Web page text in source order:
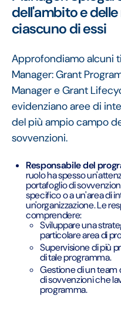
dell'ambito e
ciascuno di essi
Approfondiamo alcuni
Manager: Grant
Manager e Grant
evidenziano aree di
del più ampio campo
sovvenzioni.
Responsabile del
ruolo ha spesso
portafoglio di
specifico o a un'area di
un'organizzazione. Le
comprendere:
Sviluppare una
particolare area di
Supervisione di più
di tale programma.
Gestione di un team
di sovvenzioni che
programma.